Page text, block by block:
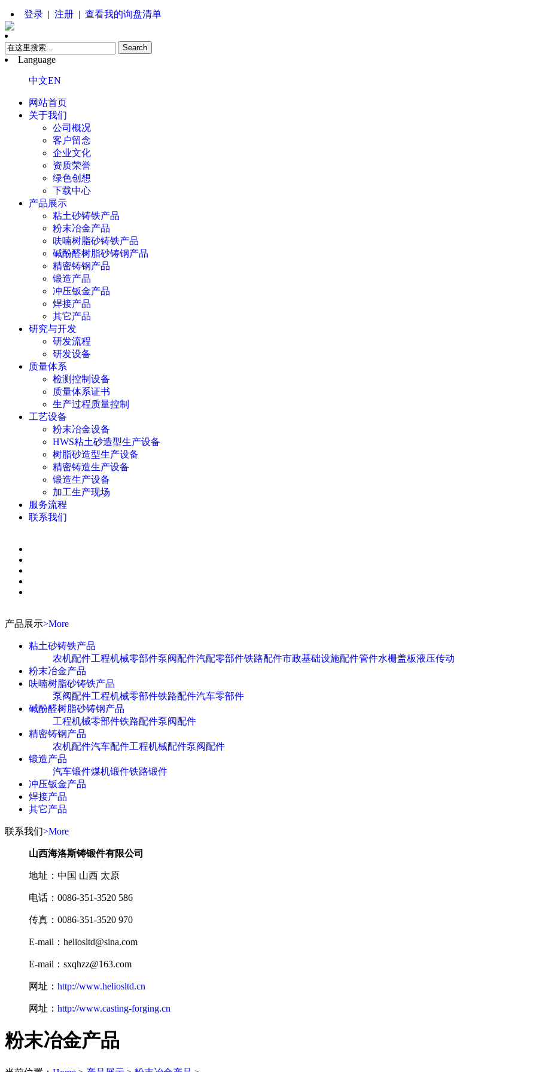
登录 | 注册 | 查看我的询盘清单
Language
中文EN
网站首页
关于我们
公司概况
客户留念
企业文化
资质荣誉
绿色创想
下载中心
产品展示
粘土砂铸铁产品
粉末冶金产品
呋喃树脂砂铸铁产品
碱酚醛树脂砂铸钢产品
精密铸钢产品
锻造产品
冲压钣金产品
焊接产品
其它产品
研究与开发
研发流程
研发设备
质量体系
检测控制设备
质量体系证书
生产过程质量控制
工艺设备
粉末冶金设备
HWS粘土砂造型生产设备
树脂砂造型生产设备
精密铸造生产设备
锻造生产设备
加工生产现场
服务流程
联系我们
产品展示>More
粘土砂铸铁产品
农机配件工程机械零部件泵阀配件汽配零部件铁路配件市政基础设施配件管件水栅盖板液压传动
粉末冶金产品
呋喃树脂砂铸铁产品
泵阀配件工程机械零部件铁路配件汽车零部件
碱酚醛树脂砂铸钢产品
工程机械零部件铁路配件泵阀配件
精密铸钢产品
农机配件汽车配件工程机械配件泵阀配件
锻造产品
汽车锻件煤机锻件铁路锻件
冲压钣金产品
焊接产品
其它产品
联系我们>More
山西海洛斯铸锻件有限公司
地址：中国 山西 太原
电话：0086-351-3520 586
传真：0086-351-3520 970
E-mail：heliosltd@sina.com
E-mail：sxqhzz@163.com
网址： http://www.heliosltd.cn
网址： http://www.casting-forging.cn
粉末冶金产品